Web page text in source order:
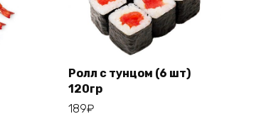
Ролл с тунцом (6 шт)
120гр
189₽